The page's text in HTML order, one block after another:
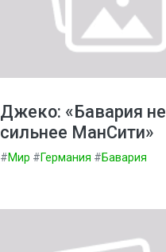
Джеко: «Бавария не
сильнее МанСити»
#Мир #Германия #Бавария